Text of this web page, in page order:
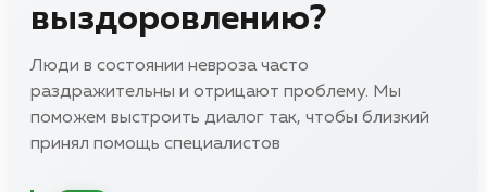
выздоровлению?
Люди в состоянии невроза часто
раздражительны и отрицают проблему. Мы
поможем выстроить диалог так, чтобы близкий
принял помощь специалистов